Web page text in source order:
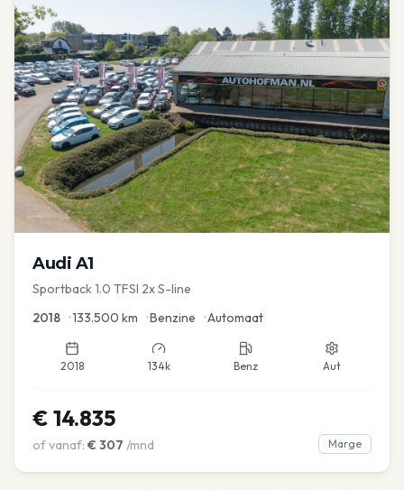
Audi A1
Sportback 1.0 TFSI 2x S-line
2018 •133.500 km •Benzine •Automaat
2018 134k Benz Aut
€ 14.835
of vanaf: € 307 /mnd Marge